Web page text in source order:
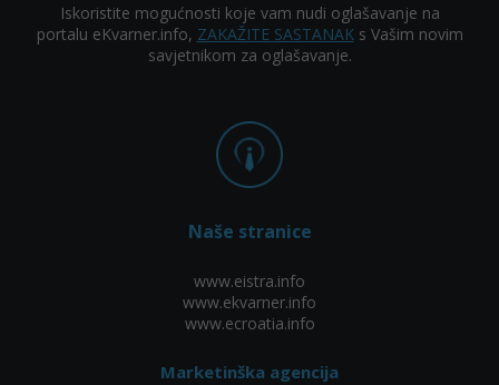
Iskoristite mogućnosti koje vam nudi oglašavanje na
portalu eKvarner.info, ZAKAŽITE SASTANAKs Vašim novim
savjetnikom za oglašavanje.
Naše stranice
www.eistra.info
www.ekvarner.info
www.ecroatia.info
Marketinška agencija